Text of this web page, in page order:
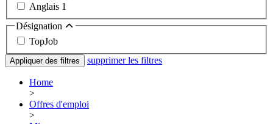
Anglais 1
Désignation
TopJob
Appliquer des filtres supprimer les filtres
Home
>
Offres d'emploi
>